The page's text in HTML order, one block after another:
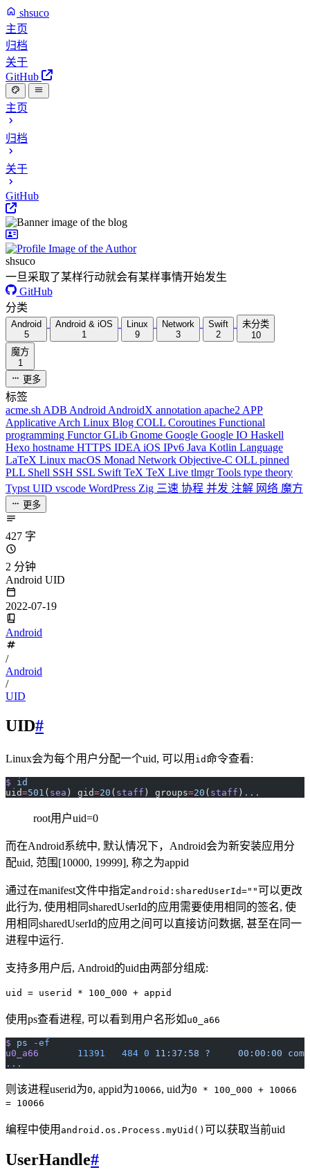
shsuco
主页
归档
关于
GitHub
主页
归档
关于
GitHub
shsuco
一旦采取了某样行动就会有某样事情开始发生
GitHub
分类
Android
5
Android & iOS
1
Linux
9
Network
3
Swift
2
未分类
10
魔方
1
更多
标签
acme.sh ADB Android AndroidX annotation apache2 APP
Applicative Arch Linux Blog COLL Coroutines Functional
programming FunctorGLib Gnome Google Google IO Haskell
Hexo hostname HTTPS IDEA iOS IPv6 Java Kotlin Language
LaTeX Linux macOS Monad Network Objective-C OLL pinned
PLL Shell SSH SSL Swift TeX TeX Live tlmgrTools type theory
Typst UID vscode WordPress Zig 三速 协程 并发 注解 网络 魔方
更多
427 字
2 分钟
Android UID
2022-07-19
Android
/
Android
/
UID
UID#
Linux会为每个用户分配一个uid, 可以用 id命令查看:
$ id
uid=501 ( sea ) gid=20 ( staff ) groups=20 ( staff ) ...
root用户uid=0
而在Android系统中, 默认情况下，Android会为新安装应用分
配uid, 范围[10000, 19999], 称之为appid
通过在manifest文件中指定android:sharedUserId=""可以更改
此行为, 使用相同sharedUserId的应用需要使用相同的签名, 使
用相同sharedUserId的应用之间可以直接访问数据, 甚至在同一
进程中运行.
支持多用户后, Android的uid由两部分组成:
uid = userid * 100_000 + appid
使用ps查看进程, 可以看到用户名形如 u0_a66
$ ps -ef
u0_a66
       11391
   484
0 11:37:58 ?
     00:00:00
...
则该进程userid为0, appid为10066, uid为0 * 100_000 + 10066
= 10066
编程中使用 android.os.Process.myUid() 可以获取当前uid
UserHandle#